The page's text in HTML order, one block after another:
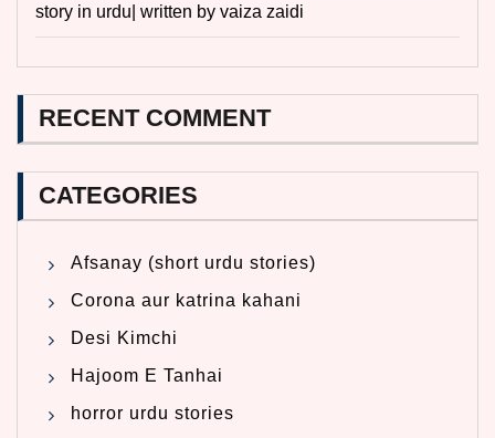
story in urdu| written by vaiza zaidi
RECENT COMMENT
CATEGORIES
Afsanay (short urdu stories)
Corona aur katrina kahani
Desi Kimchi
Hajoom E Tanhai
horror urdu stories